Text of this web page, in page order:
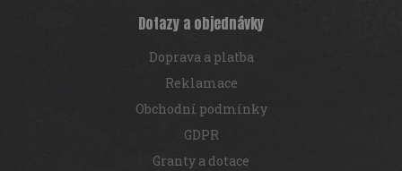
Dotazy a objednávky
Doprava a platba
Reklamace
Obchodní podmínky
GDPR
Granty a dotace